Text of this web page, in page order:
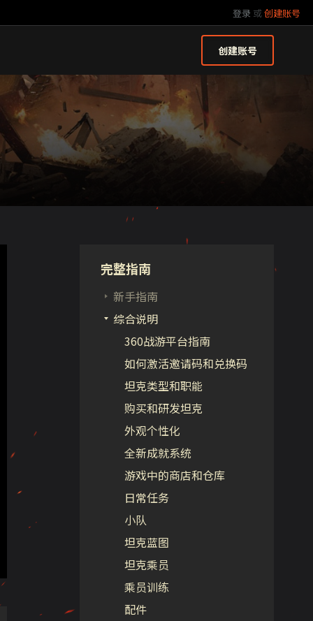
登录 或创建账号
创建账号
完整指南
新手指南
综合说明
360战游平台指南
如何激活邀请码和兑换码
坦克类型和职能
购买和研发坦克
外观个性化
全新成就系统
游戏中的商店和仓库
日常任务
小队
坦克蓝图
坦克乘员
乘员训练
配件